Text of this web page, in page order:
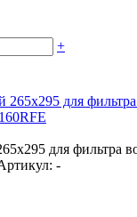
+
для фильтра
-